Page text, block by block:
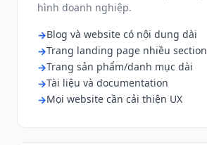
hình doanh nghiệp.
Blog và website có nội dung dài
Trang landing page nhiều section
Trang sản phẩm/danh mục dài
Tài liệu và documentation
Mọi website cần cải thiện UX